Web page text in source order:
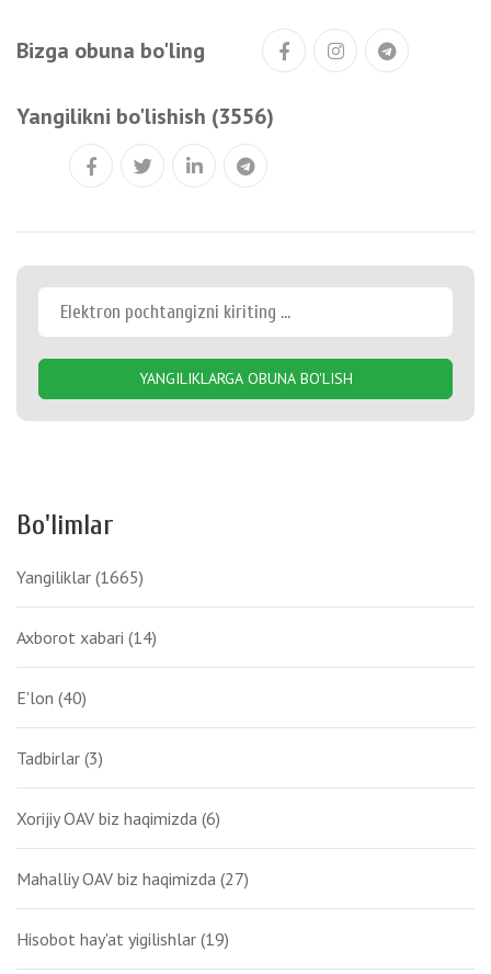
Bizga obuna bo'ling
Yangilikni bo'lishish (3556)
YANGILIKLARGA OBUNA BO'LISH
Bo'limlar
Yangiliklar (1665)
Axborot xabari (14)
E'lon (40)
Tadbirlar (3)
Xorijiy OAV biz haqimizda (6)
Mahalliy OAV biz haqimizda (27)
Hisobot hay'at yigilishlar (19)